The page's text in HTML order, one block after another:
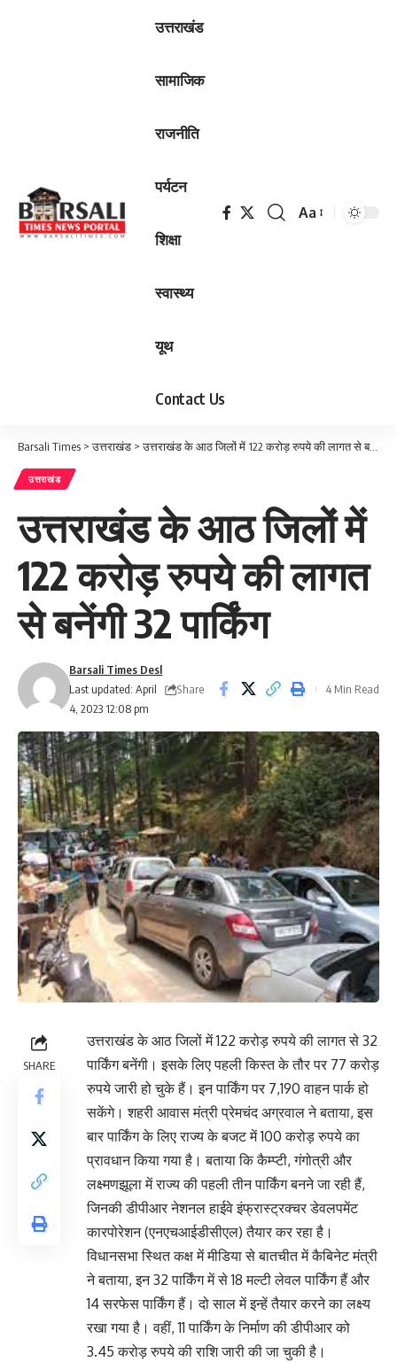
उत्तराखंड
सामाजिक
राजनीति
पर्यटन
शिक्षा
स्वास्थ्य
यूथ
Contact Us
Font
Aa
Barsali Times >उत्तराखंड >उत्तराखंड के आठ जिलों में 122 करोड़ रुपये की लागत से बनेंगी 32 पार्किंग
उत्तराखंड
उत्तराखंड के आठ जिलों में
122 करोड़ रुपये की लागत
से बनेंगी 32 पार्किंग
Last updated: April
4, 2023 12:08 pm
Barsali Times Desl
Share
4 Min Read
SHARE
उत्तराखंड के आठ जिलों में 122 करोड़ रुपये की लागत से 32
पार्किंग बनेंगी। इसके लिए पहली किस्त के तौर पर 77 करोड़
रुपये जारी हो चुके हैं। इन पार्किंग पर 7,190 वाहन पार्क हो
सकेंगे। शहरी आवास मंत्री प्रेमचंद अग्रवाल ने बताया, इस
बार पार्किंग के लिए राज्य के बजट में 100 करोड़ रुपये का
प्रावधान किया गया है। बताया कि कैम्प्टी, गंगोत्री और
लक्ष्मणझूला में राज्य की पहली तीन पार्किंग बनने जा रही हैं,
जिनकी डीपीआर नेशनल हाईवे इंफ्रास्ट्रक्चर डेवलपमेंट
कारपोरेशन (एनएचआईडीसीएल) तैयार कर रहा है।
विधानसभा स्थित कक्ष में मीडिया से बातचीत में कैबिनेट मंत्री
ने बताया, इन 32 पार्किंग में से 18 मल्टी लेवल पार्किंग हैं और
14 सरफेस पार्किंग हैं। दो साल में इन्हें तैयार करने का लक्ष्य
रखा गया है। वहीं, 11 पार्किंग के निर्माण की डीपीआर को
3.45 करोड़ रुपये की राशि जारी की जा चुकी है।